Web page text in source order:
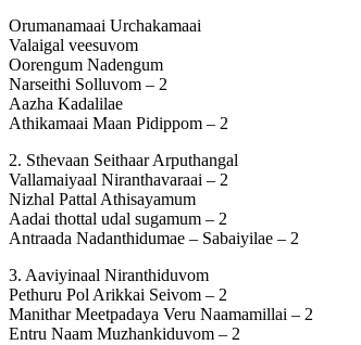
Orumanamaai Urchakamaai
Valaigal veesuvom
Oorengum Nadengum
Narseithi Solluvom – 2
Aazha Kadalilae
Athikamaai Maan Pidippom – 2
2. Sthevaan Seithaar Arputhangal
Vallamaiyaal Niranthavaraai – 2
Nizhal Pattal Athisayamum
Aadai thottal udal sugamum – 2
Antraada Nadanthidumae – Sabaiyilae – 2
3. Aaviyinaal Niranthiduvom
Pethuru Pol Arikkai Seivom – 2
Manithar Meetpadaya Veru Naamamillai – 2
Entru Naam Muzhankiduvom – 2